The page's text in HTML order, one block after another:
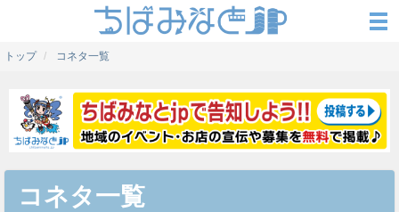
トップ コネタ一覧
コネタ一覧